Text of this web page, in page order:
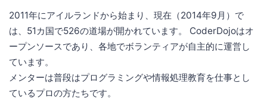
2011年にアイルランドから始まり、現在（2014年9月）で
は、51カ国で526の道場が開かれています。 CoderDojoはオ
ープンソースであり、各地でボランティアが自主的に運営し
ています。
メンターは普段はプログラミングや情報処理教育を仕事とし
ているプロの方たちです。